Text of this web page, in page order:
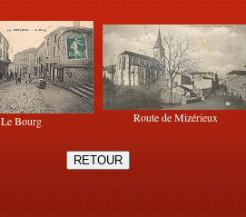
Le Bourg Route de Mizérieux